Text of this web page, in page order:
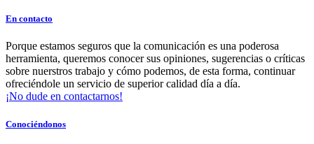
En contacto
Porque estamos seguros que la comunicación es una poderosa
herramienta, queremos conocer sus opiniones, sugerencias o críticas
sobre nuerstros trabajo y cómo podemos, de esta forma, continuar
ofreciéndole un servicio de superior calidad día a día.
¡No dude en contactarnos!
Conociéndonos